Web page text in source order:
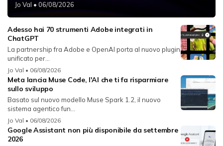
Jo Val • 06/08/2026
Adesso hai 70 strumenti Adobe integrati in
ChatGPT
La partnership fra Adobe e OpenAI porta al nuovo plugin
unificato per...
Jo Val • 06/08/2026
Meta lancia Muse Code, l'AI che ti fa risparmiare
sullo sviluppo
Basato sul nuovo modello Muse Spark 1.2, il nuovo
sistema agentico fun...
Jo Val • 06/08/2026
Google Assistant non più disponibile da settembre
2026